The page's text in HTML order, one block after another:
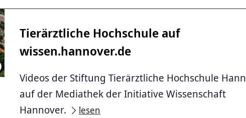
Stiftung Tierärztliche Hochschule Hannover (Quelle)
Tierärztliche ­Hochschule ­auf
wissen.hannover.de
Videos der Stiftung ­Tierärztliche ­Hochschule
auf der Mediathek der Initiative Wissenschaft
Hannover.
lesen